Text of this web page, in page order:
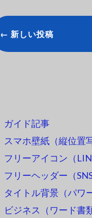
← 新しい投稿
ガイド記事
スマホ壁紙（縦位置
フリーアイコン（
フリーヘッダー（
タイトル背景（パワ
ビジネス（ワード書